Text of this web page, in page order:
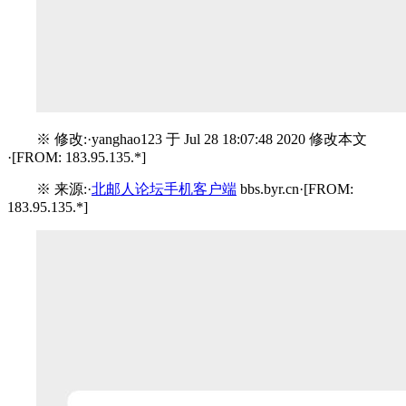
※ 修改:·yanghao123 于 Jul 28 18:07:48 2020 修改本文
·[FROM: 183.95.135.*]
※ 来源:·北邮人论坛手机客户端 bbs.byr.cn·[FROM:
183.95.135.*]